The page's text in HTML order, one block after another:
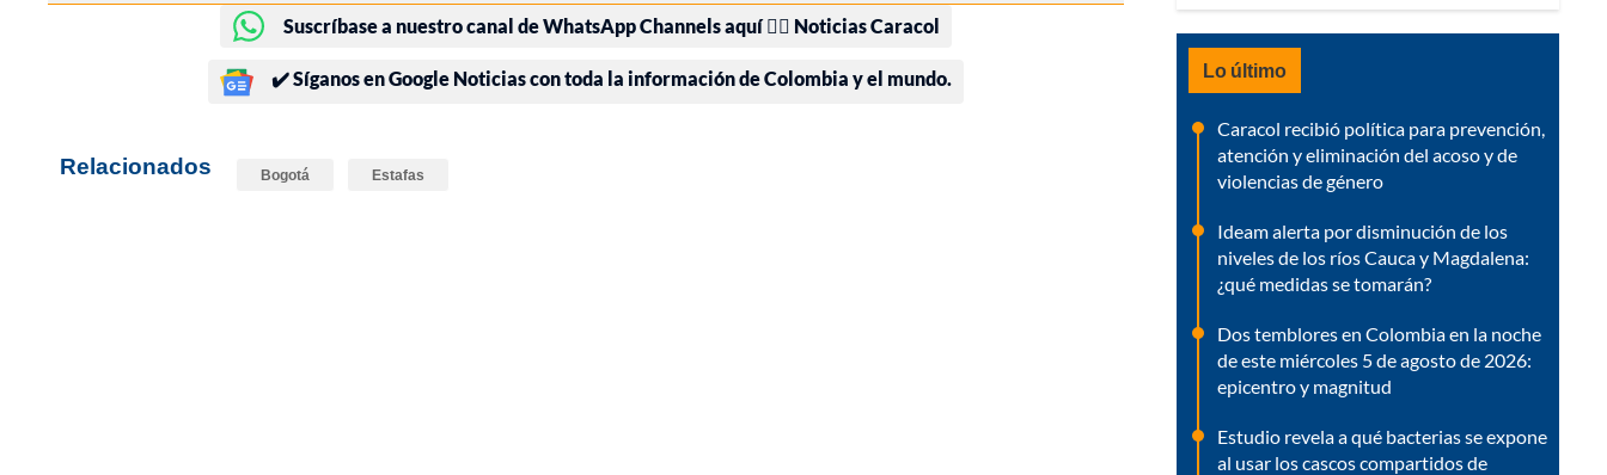
Suscríbase a nuestro canal de WhatsApp Channels aquí 👉🏻 Noticias Caracol
✔️ Síganos en Google Noticias con toda la información de Colombia y el mundo.
Relacionados Bogotá Estafas
Lo último
Caracol recibió política para prevención,
atención y eliminación del acoso y de
violencias de género
Ideam alerta por disminución de los
niveles de los ríos Cauca y Magdalena:
¿qué medidas se tomarán?
Dos temblores en Colombia en la noche
de este miércoles 5 de agosto de 2026:
epicentro y magnitud
Estudio revela a qué bacterias se expone
al usar los cascos compartidos de